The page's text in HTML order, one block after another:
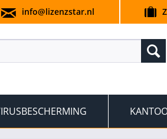
info@lizenzstar.nl